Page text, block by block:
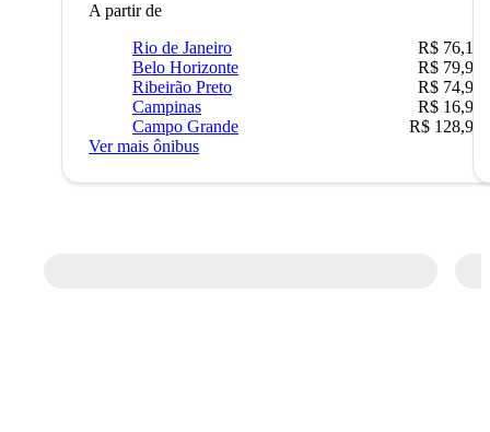
A partir de
Rio de Janeiro
R$ 76,10
Belo Horizonte
R$ 79,99
Ribeirão Preto
R$ 74,90
Campinas
R$ 16,90
Campo Grande
R$ 128,90
Ver mais ônibus